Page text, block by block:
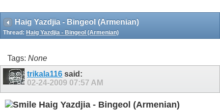
Haig Yazdjia - Bingeol (Armenian)
Thread: Haig Yazdjia - Bingeol (Armenian)
Tags: None
trikala116 said:
02-24-2009 07:57 AM
Haig Yazdjia - Bingeol (Armenian)